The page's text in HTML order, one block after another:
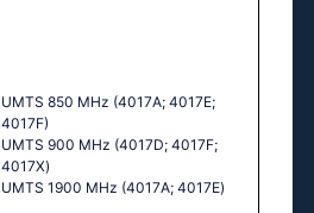
UМТS 850 МНz (4017А; 4017Е;
4017F)
UМТS 900 МНz (4017D; 4017F;
4017Х)
UМТS 1900 МНz (4017А; 4017Е)